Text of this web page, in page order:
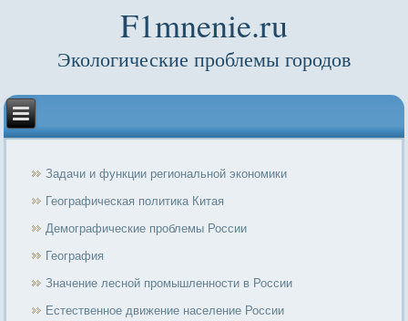
F1mnenie.ru
Экологические проблемы городов
Задачи и функции региональной экономики
Географическая политика Китая
Демографические проблемы России
География
Значение лесной промышленности в России
Естественное движение население России